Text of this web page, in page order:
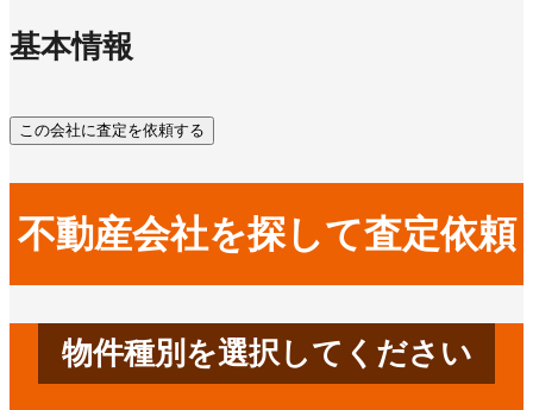
基本情報
この会社に査定を依頼する
不動産会社を探して査定依頼
物件種別を選択してください